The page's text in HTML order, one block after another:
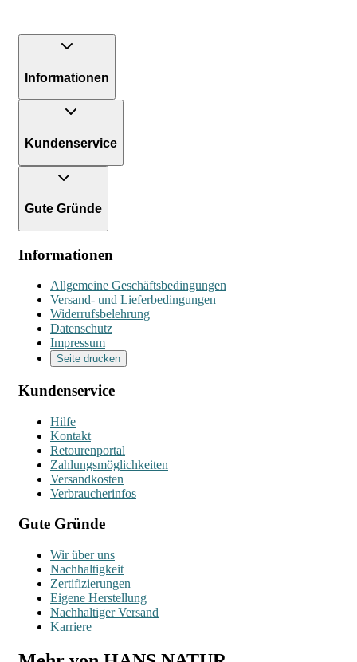
Informationen
Kundenservice
Gute Gründe
Informationen
Allgemeine Geschäftsbedingungen
Versand- und Lieferbedingungen
Widerrufsbelehrung
Datenschutz
Impressum
Seite drucken
Kundenservice
Hilfe
Kontakt
Retourenportal
Zahlungsmöglichkeiten
Versandkosten
Verbraucherinfos
Gute Gründe
Wir über uns
Nachhaltigkeit
Zertifizierungen
Eigene Herstellung
Nachhaltiger Versand
Karriere